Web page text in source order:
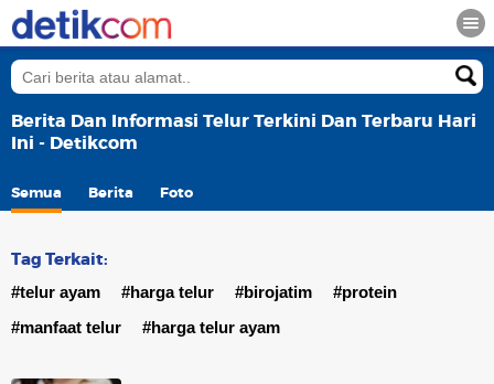
Berita Dan Informasi Telur Terkini Dan Terbaru Hari
Ini - Detikcom
Semua Berita Foto
Tag Terkait:
#telur ayam #harga telur #birojatim
#protein
#manfaat telur
#harga telur ayam